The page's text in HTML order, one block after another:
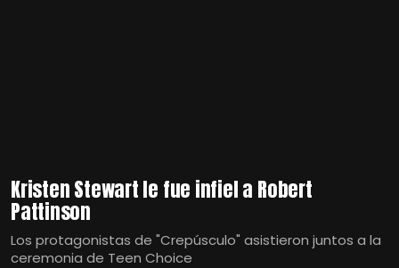
Kristen Stewart le fue infiel a Robert
Pattinson
Los protagonistas de "Crepúsculo" asistieron juntos a la
ceremonia de Teen Choice